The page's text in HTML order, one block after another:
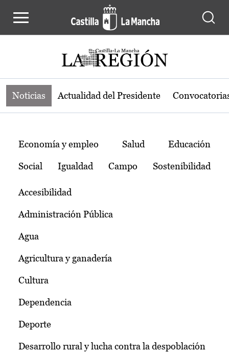
Noticias de la región de Castilla-La
Noticias Actualidad del Presidente
Temas
Economía y empleo Salud Educación
Social Igualdad Campo Sostenibilidad
Accesibilidad
Administración Pública
Agua
Agricultura y ganadería
Cultura
Dependencia
Deporte
Desarrollo rural y lucha contra la despoblación